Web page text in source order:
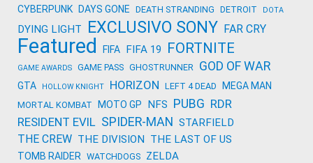
CYBERPUNK DAYS GONE DEATH STRANDING DETROIT DOTA
DYING LIGHT EXCLUSIVO SONY FAR CRY
Featured FIFA FIFA 19 FORTNITE
GAME AWARDS GAME PASS GHOSTRUNNER GOD OF WAR
GTA HOLLOW KNIGHT HORIZON LEFT 4 DEAD MEGA MAN
MORTAL KOMBAT MOTO GP NFS PUBG RDR
RESIDENT EVIL SPIDER-MAN STARFIELD
THE CREW THE DIVISION THE LAST OF US
TOMB RAIDER WATCHDOGS ZELDA